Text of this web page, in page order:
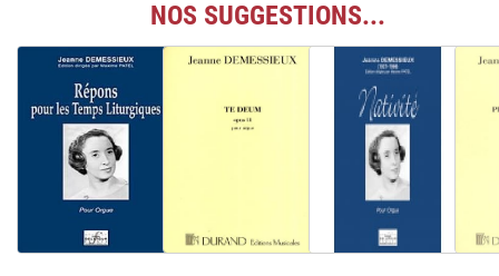
NOS SUGGESTIONS...